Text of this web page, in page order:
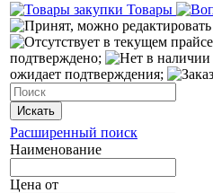
Товары
подтверждено;
ожидает подтверждения;
Искать
Расширенный поиск
Наименование
Цена от